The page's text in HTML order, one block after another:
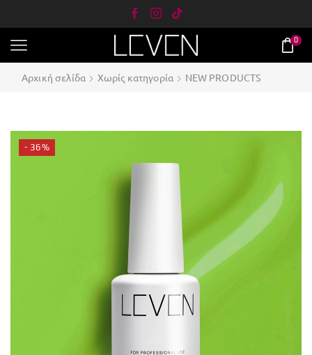
0
Αρχική σελίδα Χωρίς κατηγορία NEW PRODUCTS
- 36%